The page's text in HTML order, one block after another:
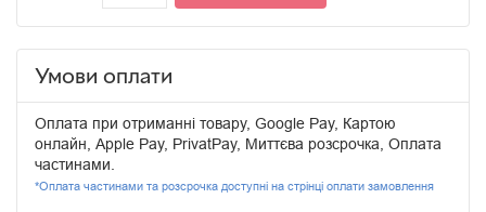
Умови оплати
Оплата при отриманні товару, Google Pay, Картою
онлайн, Apple Pay, PrivatPay, Миттєва розсрочка, Оплата
частинами.
*Оплата частинами та розсрочка доступні на стрінці оплати замовлення